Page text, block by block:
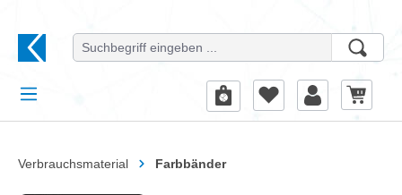
Verbrauchsmaterial Farbbänder